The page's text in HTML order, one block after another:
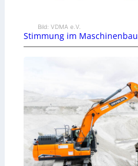
Bild: VDMA e.V.
Stimmung im Maschinenbau